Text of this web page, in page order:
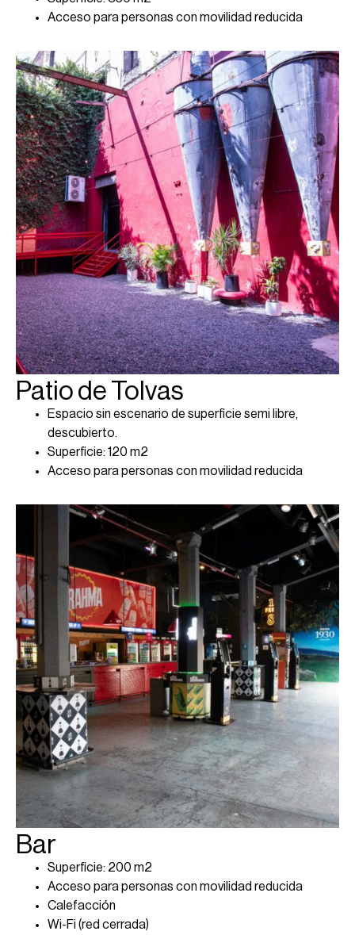
Acceso para personas con movilidad reducida
Patio de Tolvas
Espacio sin escenario de superficie semi libre,
descubierto.
Superficie: 120 m2
Acceso para personas con movilidad reducida
Bar
Superficie: 200 m2
Acceso para personas con movilidad reducida
Calefacción
Wi-Fi (red cerrada)